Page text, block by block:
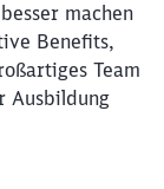
machen
Benefits,
Team
Ausbildung